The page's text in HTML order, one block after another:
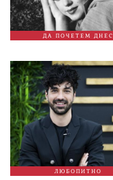
ДА ПОЧЕТЕМ ДНЕС
ЛЮБОПИТНО